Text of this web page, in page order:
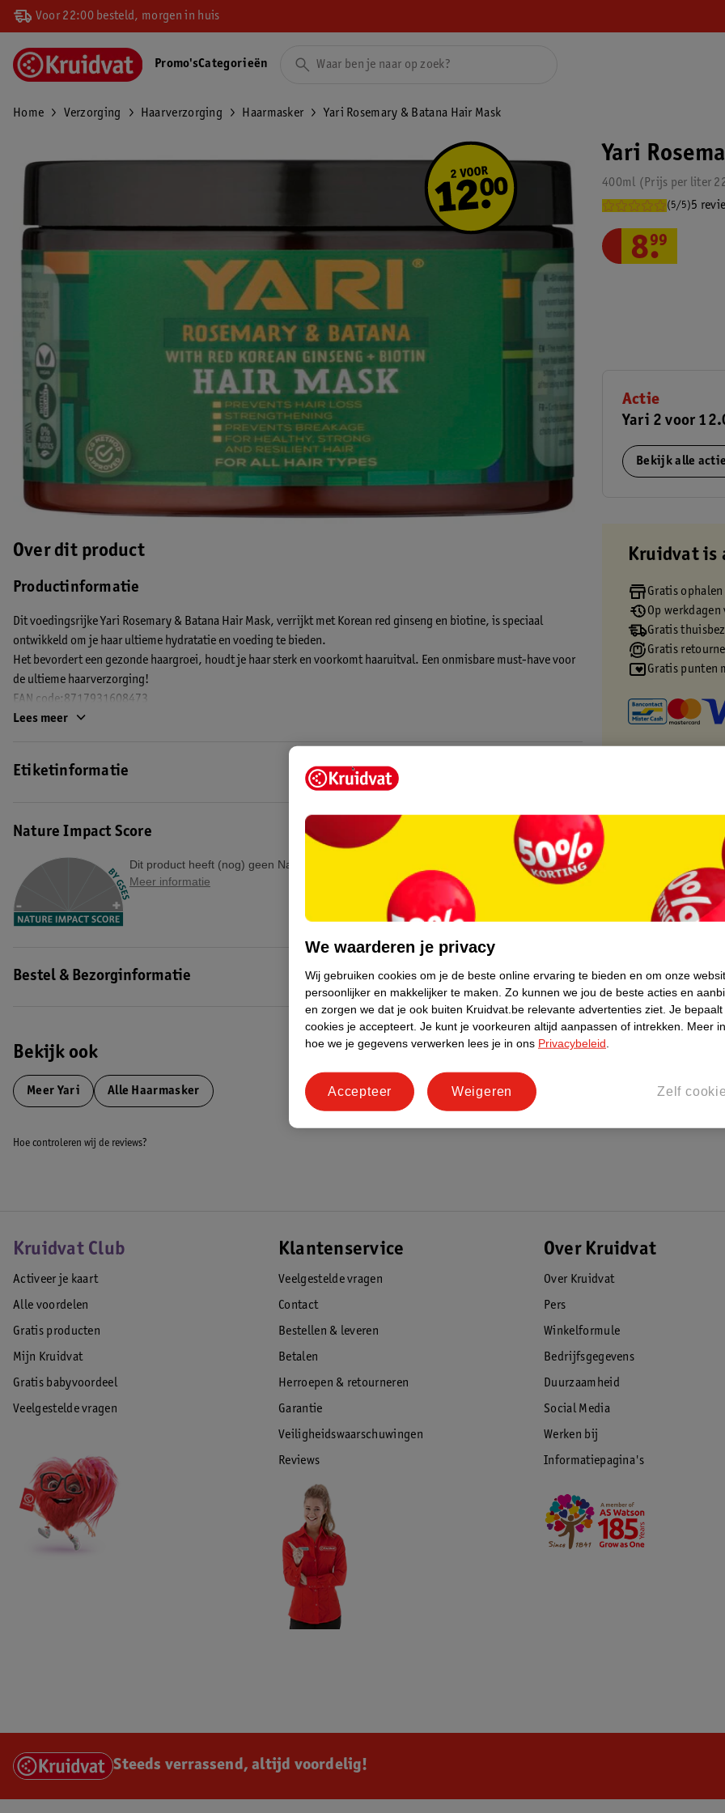
Voor 22:00 besteld, morgen in huis
Promo'sCategorieën
Home Verzorging Haarverzorging Haarmasker Yari Rosemary & Batana Hair Mask
Over dit product
Productinformatie
Dit voedingsrijke Yari Rosemary & Batana Hair Mask, verrijkt met Korean red ginseng en biotine, is speciaal
ontwikkeld om je haar ultieme hydratatie en voeding te bieden.
Het bevordert een gezonde haargroei, houdt je haar sterk en voorkomt haaruitval. Een onmisbare must-have voor
de ultieme haarverzorging!
EAN code:8717931608473
Lees meer
Etiketinformatie
Nature Impact Score
Dit product heeft (nog) geen Nature Impact Score.
Meer informatie
Bestel & Bezorginformatie
Bekijk ook
Meer Yari Alle Haarmasker
Yari
400ml Prijs per liter
(5/5)5
8.
99
Actie
Yari 2 voor
Bekijk alle
Kruidvat is
Gratis
Op
Gratis
Gratis
Gratis punten
Hoe controleren wij de reviews?
Kruidvat Club
Activeer je kaart
Alle voordelen
Gratis producten
Mijn Kruidvat
Gratis babyvoordeel
Veelgestelde vragen
Klantenservice
Veelgestelde vragen
Contact
Bestellen & leveren
Betalen
Herroepen & retourneren
Garantie
Veiligheidswaarschuwingen
Reviews
Over Kruidvat
Over Kruidvat
Pers
Winkelformule
Bedrijfsgegevens
Duurzaamheid
Social Media
Werken bij
Informatiepagina's
Steeds verrassend, altijd voordelig!
We waarderen je privacy
Wij gebruiken cookies om je de beste online ervaring te bieden en om onze
persoonlijker en makkelijker te maken. Zo kunnen we jou de beste acties en
en zorgen we dat je ook buiten Kruidvat.be relevante advertenties ziet. Je
cookies je accepteert. Je kunt je voorkeuren altijd aanpassen of intrekken.
Meer
hoe we je gegevens verwerken lees je in ons Privacybeleid
Zelf
Weigeren
Accepteer